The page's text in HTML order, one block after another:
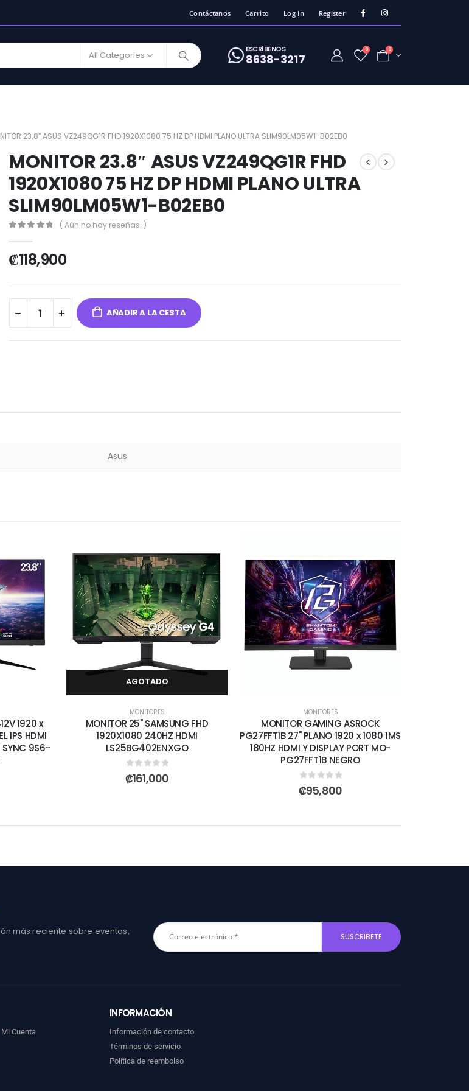
Contáctanos Carrito Log In Register
All Categories
ESCRíBENOS
8638-3217
0 0
23.8″ ASUS VZ249QG1R FHD 1920X1080 75 HZ DP HDMI PLANO ULTRA SLIM90LM05W1-B02EB0
MONITOR 23.8″ ASUS VZ249QG1R FHD
1920X1080 75 HZ DP HDMI PLANO ULTRA
SLIM90LM05W1-B02EB0
( Aún no hay reseñas. )
₡118,900
AÑADIR A LA CESTA
Asus
1920 x
IPS HDMI
SYNC 9S6-
AGOTADO
MONITORES
MONITOR 25" SAMSUNG FHD
1920X1080 240HZ HDMI
LS25BG402ENXGO
0out of 5
₡161,000
MONITORES
MONITOR GAMING ASROCK
PG27FFT1B 27" PLANO 1920 x 1080 1MS
180HZ HDMI Y DISPLAY PORT MO-
PG27FFT1B NEGRO
0out of 5
₡95,800
más reciente sobre eventos,
Mi Cuenta
INFORMACIÓN
Información de contacto
Términos de servicio
Política de reembolso